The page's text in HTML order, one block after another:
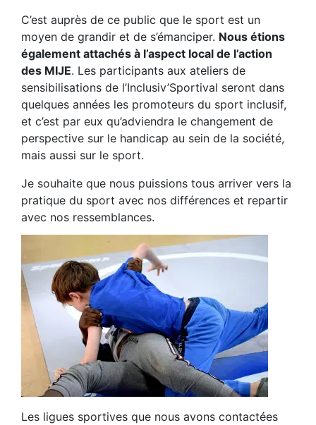
C’est auprès de ce public que le sport est un
moyen de grandir et de s’émanciper. Nous étions
également attachés à l’aspect local de l’action
des MIJE. Les participants aux ateliers de
sensibilisations de l’Inclusiv’Sportival seront dans
quelques années les promoteurs du sport inclusif,
et c’est par eux qu’adviendra le changement de
perspective sur le handicap au sein de la société,
mais aussi sur le sport.
Je souhaite que nous puissions tous arriver vers la
pratique du sport avec nos différences et repartir
avec nos ressemblances.
Les ligues sportives que nous avons contactées